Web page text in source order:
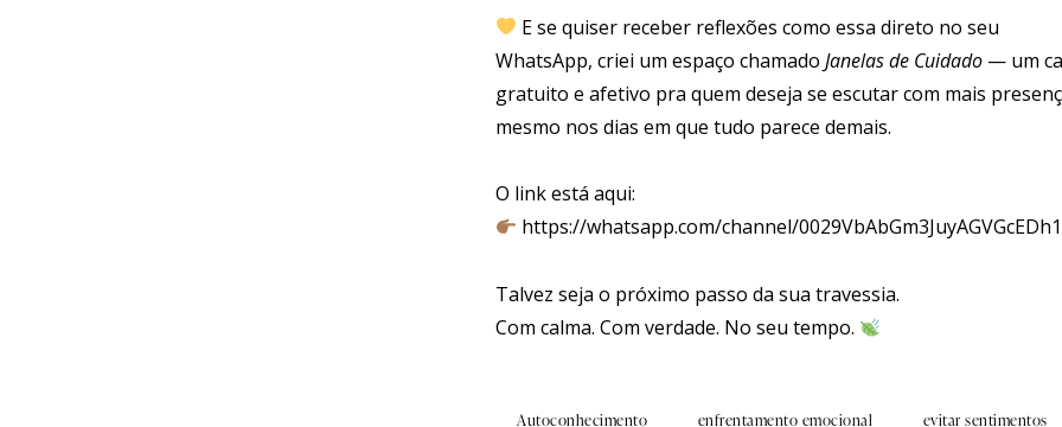
E se quiser receber reflexões como essa direto no seu
WhatsApp, criei um espaço chamadoJanelas de Cuidado — um
gratuito e afetivo pra quem deseja se escutar com mais
mesmo nos dias em que tudo parece demais.
O link está aqui:
https://whatsapp.com/channel/
Talvez seja o próximo passo da sua travessia.
Com calma. Com verdade. No seu tempo.
Autoconhecimento enfrentamento emocional evitar sentimentos